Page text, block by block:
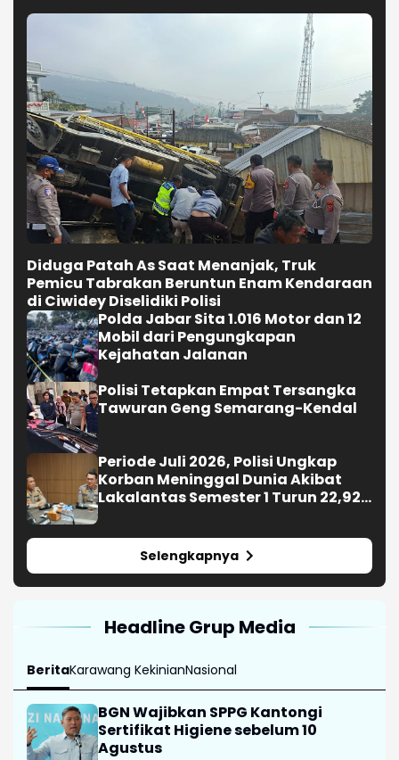
Diduga Patah As Saat Menanjak, Truk
Pemicu Tabrakan Beruntun Enam Kendaraan
di Ciwidey Diselidiki Polisi
Polda Jabar Sita 1.016 Motor dan 12
Mobil dari Pengungkapan
Kejahatan Jalanan
Polisi Tetapkan Empat Tersangka
Tawuran Geng Semarang-Kendal
Periode Juli 2026, Polisi Ungkap
Korban Meninggal Dunia Akibat
Lakalantas Semester 1 Turun 22,92
Selengkapnya
Headline Grup Media
BeritaKarawang KekinianNasional
BGN Wajibkan SPPG Kantongi
Sertifikat Higiene sebelum 10
Agustus